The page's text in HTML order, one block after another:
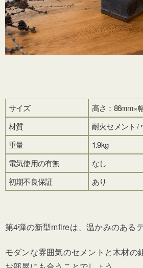
サイズ
高さ：86mm×
材質
耐火セメント /
重量
1.9kg
電気使用の有無
なし
初期不良保証
あり
第4弾の新型mfireは、温かみのある
モダンな雰囲気のセメントと木材の